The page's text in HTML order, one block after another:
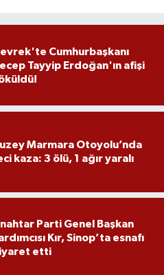
Cumhurbaşkanı
Tayyip Erdoğan'ın afişi
Marmara Otoyolu’nda
kaza: 3 ölü, 1 ağır yaralı
Parti Genel Başkan
Kır, Sinop’ta esnafı
etti